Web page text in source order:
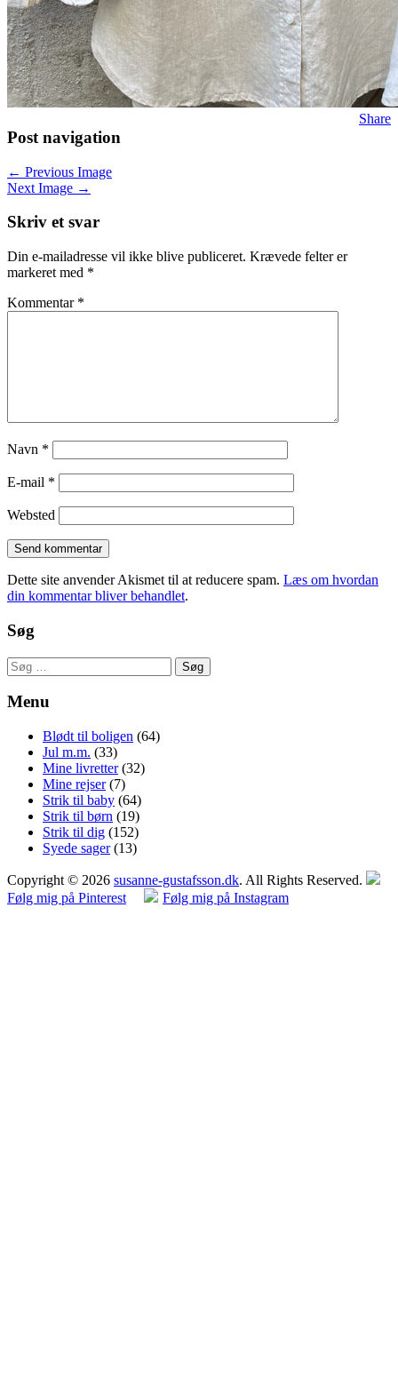
Share
Post navigation
← Previous Image
Next Image →
Skriv et svar
Din e-mailadresse vil ikke blive publiceret. Krævede felter er
markeret med *
Kommentar *
Navn *
E-mail *
Websted
Dette site anvender Akismet til at reducere spam. Læs om hvordan
din kommentar bliver behandlet.
Søg
Søg
efter:
Menu
Blødt til boligen (64)
Jul m.m. (33)
Mine livretter(32)
Mine rejser(7)
Strik til baby (64)
Strik til børn (19)
Strik til dig (152)
Syede sager(13)
Copyright © 2026 susanne-gustafsson.dk. All Rights Reserved.
Følg mig på Pinterest
Følg mig på Instagram